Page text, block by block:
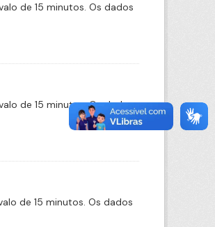
de 15 minutos. Os dados
de 15 minutos. Os dados
de 15 minutos. Os dados